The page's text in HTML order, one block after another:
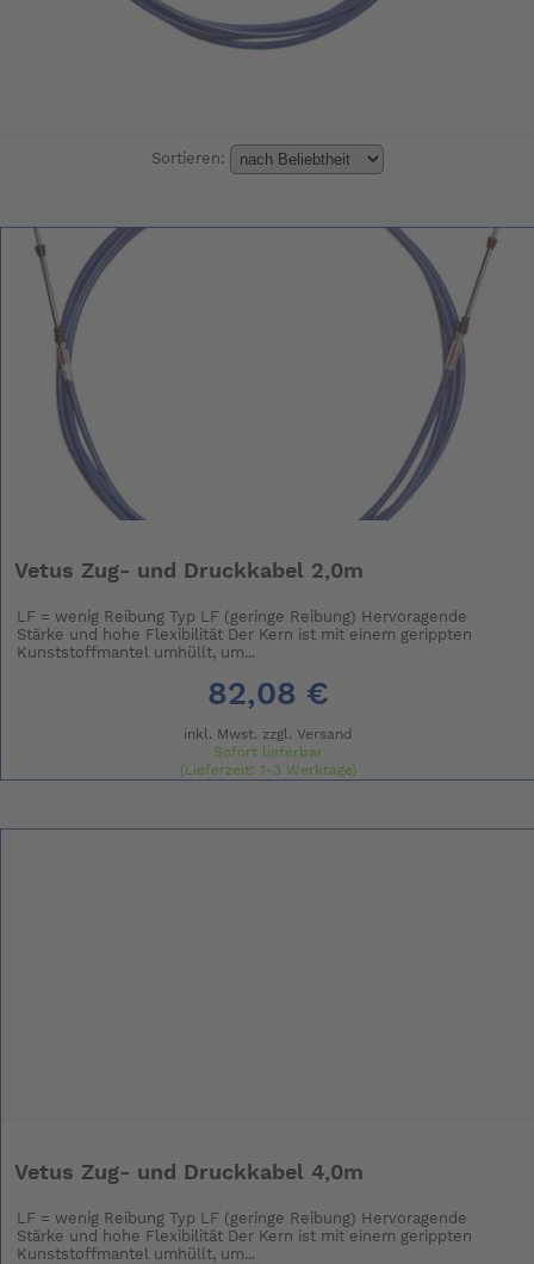
Sortieren:
Vetus Zug- und Druckkabel 2,0m
LF = wenig Reibung Typ LF (geringe Reibung) Hervoragende
Stärke und hohe Flexibilität Der Kern ist mit einem gerippten
Kunststoffmantel umhüllt, um...
82,08 €
inkl. Mwst. zzgl. Versand
Sofort lieferbar
(Lieferzeit: 1-3 Werktage)
Vetus Zug- und Druckkabel 4,0m
LF = wenig Reibung Typ LF (geringe Reibung) Hervoragende
Stärke und hohe Flexibilität Der Kern ist mit einem gerippten
Kunststoffmantel umhüllt, um...